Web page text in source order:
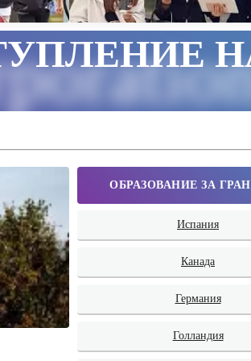
ОБРАЗОВАНИЕ ЗА
Испания
Канада
Германия
Голландия